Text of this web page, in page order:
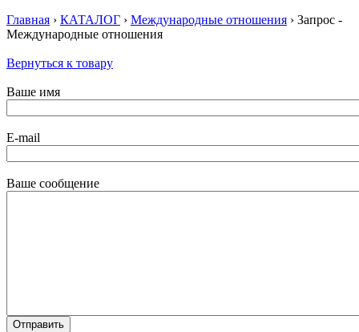
Главная › КАТАЛОГ › Международные отношения › Запрос -
Международные отношения
Вернуться к товару
Ваше имя
E-mail
Ваше сообщение